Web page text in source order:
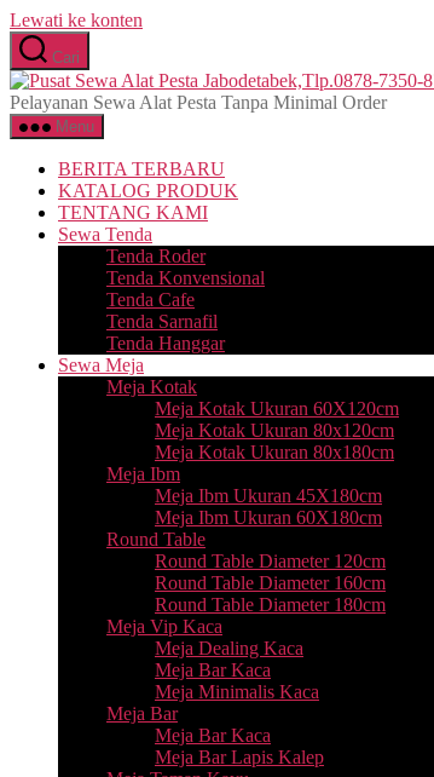
Lewati ke konten
Cari
Pelayanan Sewa Alat Pesta Tanpa Minimal Order
Menu
BERITA TERBARU
KATALOG PRODUK
TENTANG KAMI
Sewa Tenda
Tenda Roder
Tenda Konvensional
Tenda Cafe
Tenda Sarnafil
Tenda Hanggar
Sewa Meja
Meja Kotak
Meja Kotak Ukuran 60X120cm
Meja Kotak Ukuran 80x120cm
Meja Kotak Ukuran 80x180cm
Meja Ibm
Meja Ibm Ukuran 45X180cm
Meja Ibm Ukuran 60X180cm
Round Table
Round Table Diameter 120cm
Round Table Diameter 160cm
Round Table Diameter 180cm
Meja Vip Kaca
Meja Dealing Kaca
Meja Bar Kaca
Meja Minimalis Kaca
Meja Bar
Meja Bar Kaca
Meja Bar Lapis Kalep